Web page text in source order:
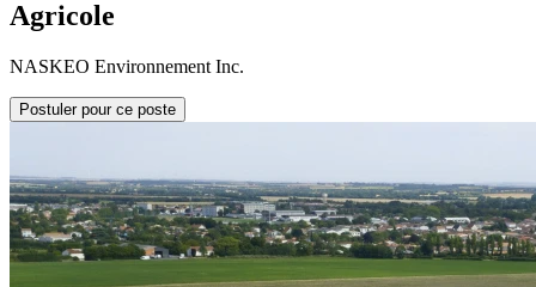
Agricole
NASKEO Environnement Inc.
Postuler pour ce poste